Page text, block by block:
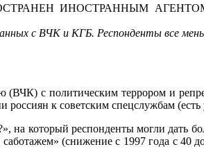
ИНОСТРАННЫМ
с ВЧК и КГБ. Респонденты все
с политическим террором и
россиян к советским спецслужбам
на который респонденты могли дать
(снижение с 1997 года с 40